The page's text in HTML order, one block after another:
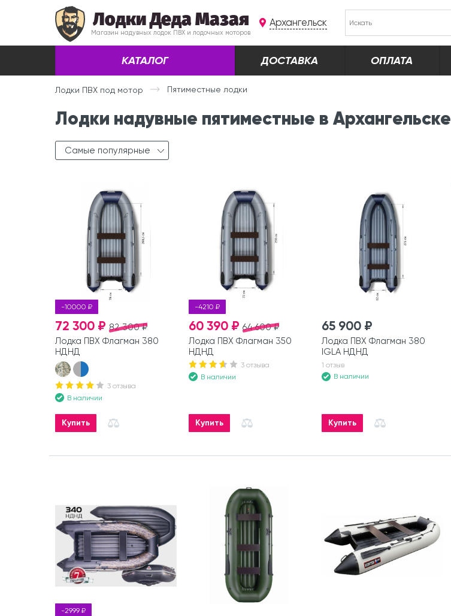
Лодки Деда Мазая
Магазин надувных лодок ПВХ и лодочных моторов
Архангельск
КАТАЛОГ ДОСТАВКА ОПЛАТА
Лодки ПВХ под мотор Пятиместные лодки
Лодки надувные пятиместные в Архангельске
Самые популярные
-10000 ₽
82 300 ₽
72 300 ₽
Лодка ПВХ Флагман 380
НДНД
3 отзыва
В наличии
Купить
-4210 ₽
64 600 ₽
60 390 ₽
Лодка ПВХ Флагман 350
НДНД
3 отзыва
В наличии
Купить
65 900 ₽
Лодка ПВХ Флагман 380
IGLA НДНД
1 отзыв
В наличии
Купить
-2999 ₽